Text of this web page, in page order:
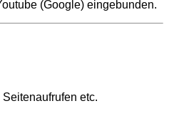
(Google) eingebunden.
etc.